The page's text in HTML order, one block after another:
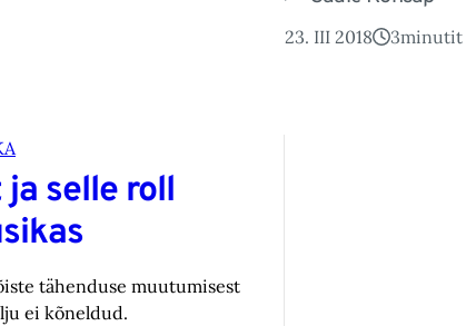
23. III 2018 3minutit
ja selle roll
tähenduse muutumisest
ei kõneldud.